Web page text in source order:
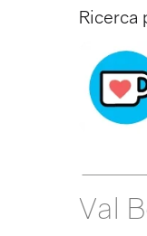
Ricerca
Val